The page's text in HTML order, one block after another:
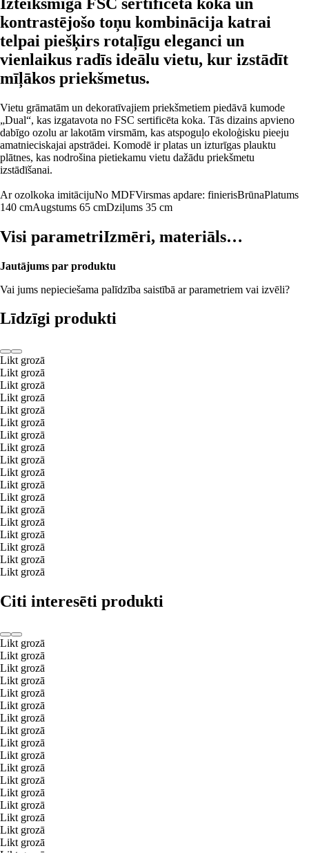
kontrastējošo toņu kombinācija katrai
telpai piešķirs rotaļīgu eleganci un
vienlaikus radīs ideālu vietu, kur izstādīt
mīļākos priekšmetus.
Vietu grāmatām un dekoratīvajiem priekšmetiem piedāvā kumode
„Dual“, kas izgatavota no FSC sertificēta koka. Tās dizains apvieno
dabīgo ozolu ar lakotām virsmām, kas atspoguļo ekoloģisku pieeju
amatnieciskajai apstrādei. Komodē ir platas un izturīgas plauktu
plātnes, kas nodrošina pietiekamu vietu dažādu priekšmetu
izstādīšanai.
Ar ozolkoka imitācijuNo MDFVirsmas apdare: finierisBrūnaPlatums
140 cmAugstums 65 cmDziļums 35 cm
Visi parametriIzmēri, materiāls…
Jautājums par produktu
Vai jums nepieciešama palīdzība saistībā ar parametriem vai izvēli?
Līdzīgi produkti
Likt grozā
Likt grozā
Likt grozā
Likt grozā
Likt grozā
Likt grozā
Likt grozā
Likt grozā
Likt grozā
Likt grozā
Likt grozā
Likt grozā
Likt grozā
Likt grozā
Likt grozā
Likt grozā
Likt grozā
Likt grozā
Citi interesēti produkti
Likt grozā
Likt grozā
Likt grozā
Likt grozā
Likt grozā
Likt grozā
Likt grozā
Likt grozā
Likt grozā
Likt grozā
Likt grozā
Likt grozā
Likt grozā
Likt grozā
Likt grozā
Likt grozā
Likt grozā